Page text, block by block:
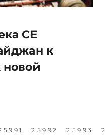
СЕ
к
25992 25993